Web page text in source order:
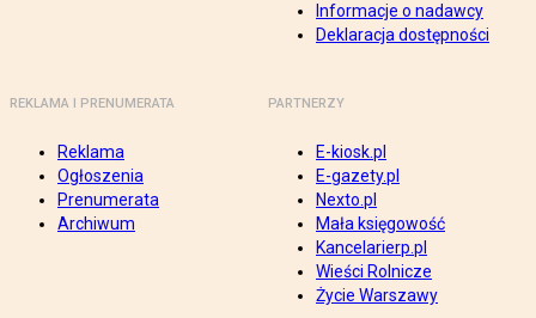
Informacje o nadawcy
Deklaracja dostępności
REKLAMA I PRENUMERATA
Reklama
Ogłoszenia
Prenumerata
Archiwum
PARTNERZY
E-kiosk.pl
E-gazety.pl
Nexto.pl
Mała księgowość
Kancelarierp.pl
Wieści Rolnicze
Życie Warszawy